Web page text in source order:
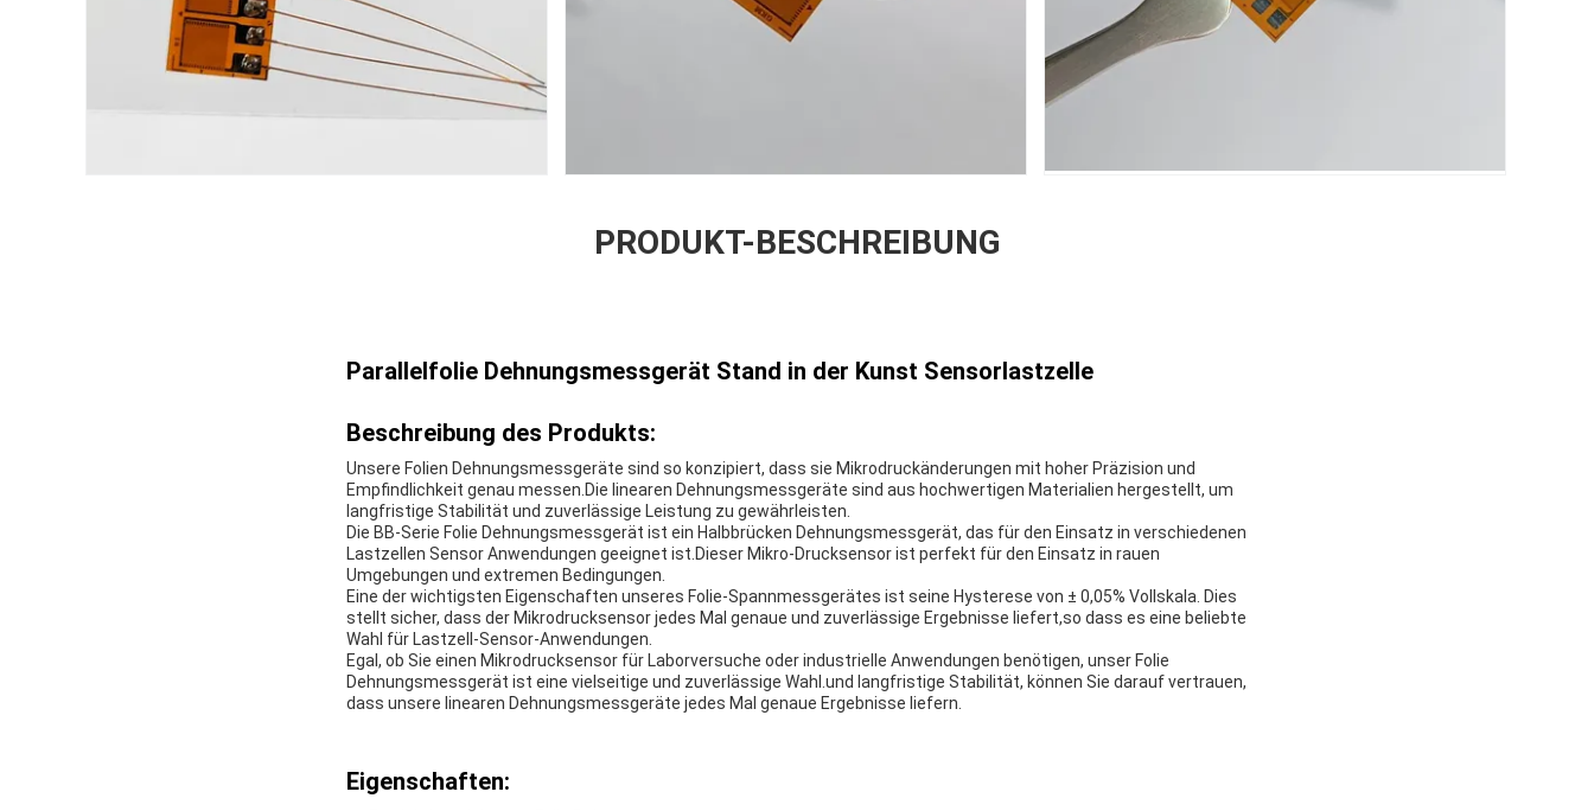
PRODUKT-BESCHREIBUNG
Parallelfolie Dehnungsmessgerät Stand in der Kunst Sensorlastzelle
Beschreibung des Produkts:
Unsere Folien Dehnungsmessgeräte sind so konzipiert, dass sie Mikrodruckänderungen mit hoher Präzision und
Empfindlichkeit genau messen.Die linearen Dehnungsmessgeräte sind aus hochwertigen Materialien hergestellt, um
langfristige Stabilität und zuverlässige Leistung zu gewährleisten.
Die BB-Serie Folie Dehnungsmessgerät ist ein Halbbrücken Dehnungsmessgerät, das für den Einsatz in verschiedenen
Lastzellen Sensor Anwendungen geeignet ist.Dieser Mikro-Drucksensor ist perfekt für den Einsatz in rauen
Umgebungen und extremen Bedingungen.
Eine der wichtigsten Eigenschaften unseres Folie-Spannmessgerätes ist seine Hysterese von ± 0,05% Vollskala. Dies
stellt sicher, dass der Mikrodrucksensor jedes Mal genaue und zuverlässige Ergebnisse liefert,so dass es eine beliebte
Wahl für Lastzell-Sensor-Anwendungen.
Egal, ob Sie einen Mikrodrucksensor für Laborversuche oder industrielle Anwendungen benötigen, unser Folie
Dehnungsmessgerät ist eine vielseitige und zuverlässige Wahl.und langfristige Stabilität, können Sie darauf vertrauen,
dass unsere linearen Dehnungsmessgeräte jedes Mal genaue Ergebnisse liefern.
Eigenschaften: